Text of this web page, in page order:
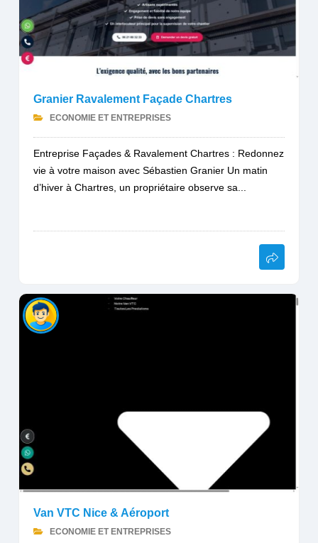
Granier Ravalement Façade Chartres
ECONOMIE ET ENTREPRISES
Entreprise Façades & Ravalement Chartres : Redonnez
vie à votre maison avec Sébastien Granier Un matin
d’hiver à Chartres, un propriétaire observe sa...
Van VTC Nice & Aéroport
ECONOMIE ET ENTREPRISES